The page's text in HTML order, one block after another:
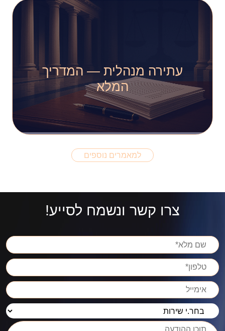
עתירה מנהלית — המדריך
המלא
למאמרים נוספים
צרו קשר ונשמח לסייע!